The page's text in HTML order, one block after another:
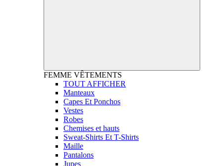
FEMME VÊTEMENTS
TOUT AFFICHER
Manteaux
Capes Et Ponchos
Vestes
Robes
Chemises et hauts
Sweat-Shirts Et T-Shirts
Maille
Pantalons
Jupes